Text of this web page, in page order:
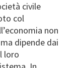
civile
col
non
dipende dai
loro